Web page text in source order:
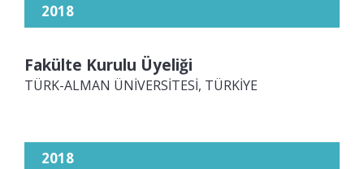
2018
Fakülte Kurulu Üyeliği
TÜRK-ALMAN ÜNİVERSİTESİ, TÜRKİYE
2018